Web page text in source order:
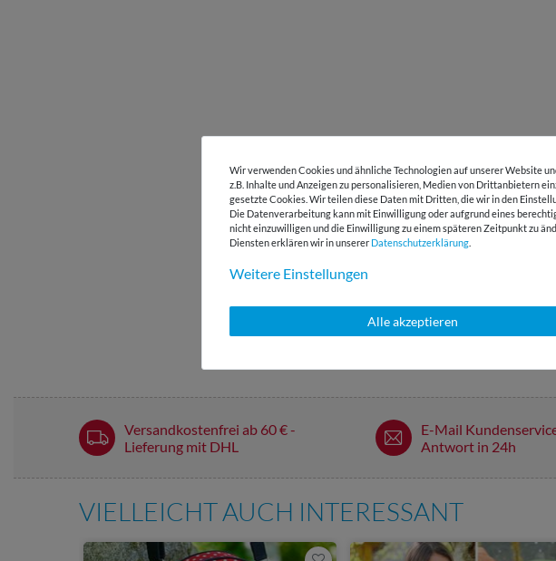
Versandkostenfrei ab 60 € -
Lieferung mit DHL
E-Mail
Antwort in 24h
VIELLEICHT AUCH INTERESSANT
Wir verwenden Cookies und ähnliche Technologien auf unserer Website
z.B. Inhalte und Anzeigen zu personalisieren, Medien von Drittanbietern
gesetzte Cookies. Wir teilen diese Daten mit Dritten, die wir in den
Die Datenverarbeitung kann mit Einwilligung oder aufgrund eines
nicht einzuwilligen und die Einwilligung zu einem späteren Zeitpunkt zu
Diensten erklären wir in unserer Daten­schutz­erklärung
Weitere Einstellungen
Alle akzeptieren